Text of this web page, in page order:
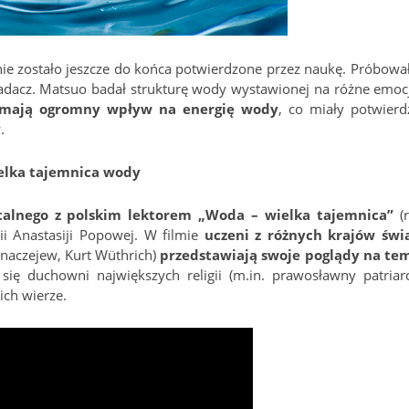
zostało jeszcze do końca potwierdzone przez naukę.
Matsuo badał strukturę wody wystawionej na różne
ogromny wpływ na energię wody, co miały
tajemnica wody
z polskim lektorem „Woda – wielka tajemnica”
Anastasiji Popowej. W filmie uczeni z różnych krajów
Kurt Wüthrich) przedstawiają swoje poglądy na
duchowni największych religii (m.in. prawosławny
wierze.